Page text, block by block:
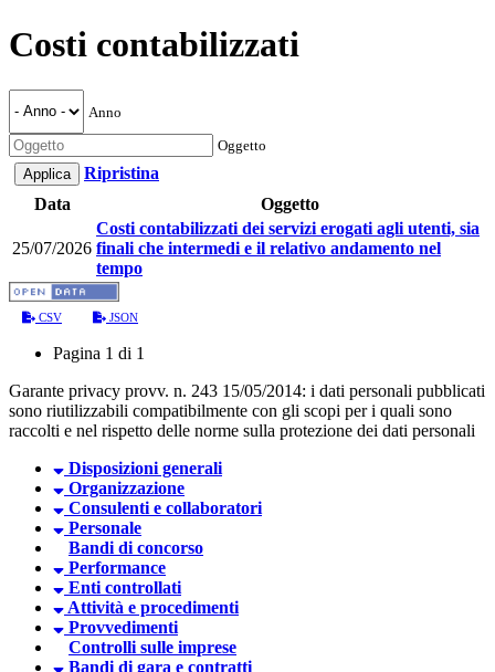
Costi contabilizzati
Anno
Oggetto
Ripristina
Data
Oggetto
25/07/2026
Costi contabilizzati dei servizi erogati agli utenti, sia
finali che intermedi e il relativo andamento nel
tempo
CSV JSON
Pagina 1 di 1
Garante privacy provv. n. 243 15/05/2014: i dati personali pubblicati
sono riutilizzabili compatibilmente con gli scopi per i quali sono
raccolti e nel rispetto delle norme sulla protezione dei dati personali
Disposizioni generali
Organizzazione
Consulenti e collaboratori
Personale
Bandi di concorso
Performance
Enti controllati
Attività e procedimenti
Provvedimenti
Controlli sulle imprese
Bandi di gara e contratti